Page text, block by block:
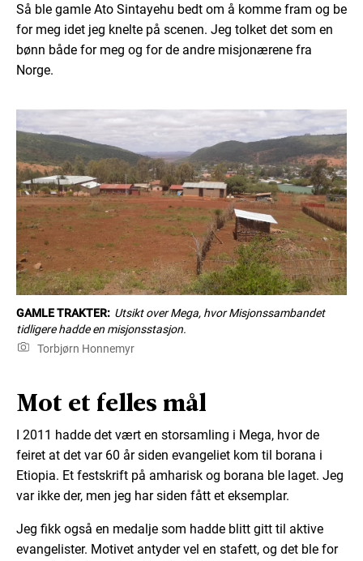
Så ble gamle Ato Sintayehu bedt om å komme fram og be
for meg idet jeg knelte på scenen. Jeg tolket det som en
bønn både for meg og for de andre misjonærene fra
Norge.
GAMLE TRAKTER: Utsikt over Mega, hvor Misjonssambandet
tidligere hadde en misjonsstasjon.
Torbjørn Honnemyr
Mot et felles mål
I 2011 hadde det vært en storsamling i Mega, hvor de
feiret at det var 60 år siden evangeliet kom til borana i
Etiopia. Et festskrift på amharisk og borana ble laget. Jeg
var ikke der, men jeg har siden fått et eksemplar.
Jeg fikk også en medalje som hadde blitt gitt til aktive
evangelister. Motivet antyder vel en stafett, og det ble for